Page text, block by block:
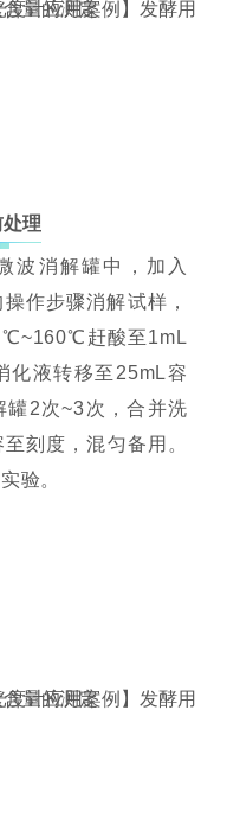
理
波消解罐中，加入
作步骤消解试样，
赶酸至1mL
化液转移至25mL容
罐2次~3次，合并洗
刻度，混匀备用。
验。